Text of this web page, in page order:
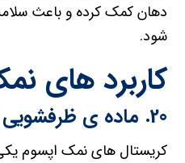
دهان کمک کرده و باعث
شود.
کاربرد های
20. ماده ی ظرفشویی طبیعی
کریستال های نمک اپسوم